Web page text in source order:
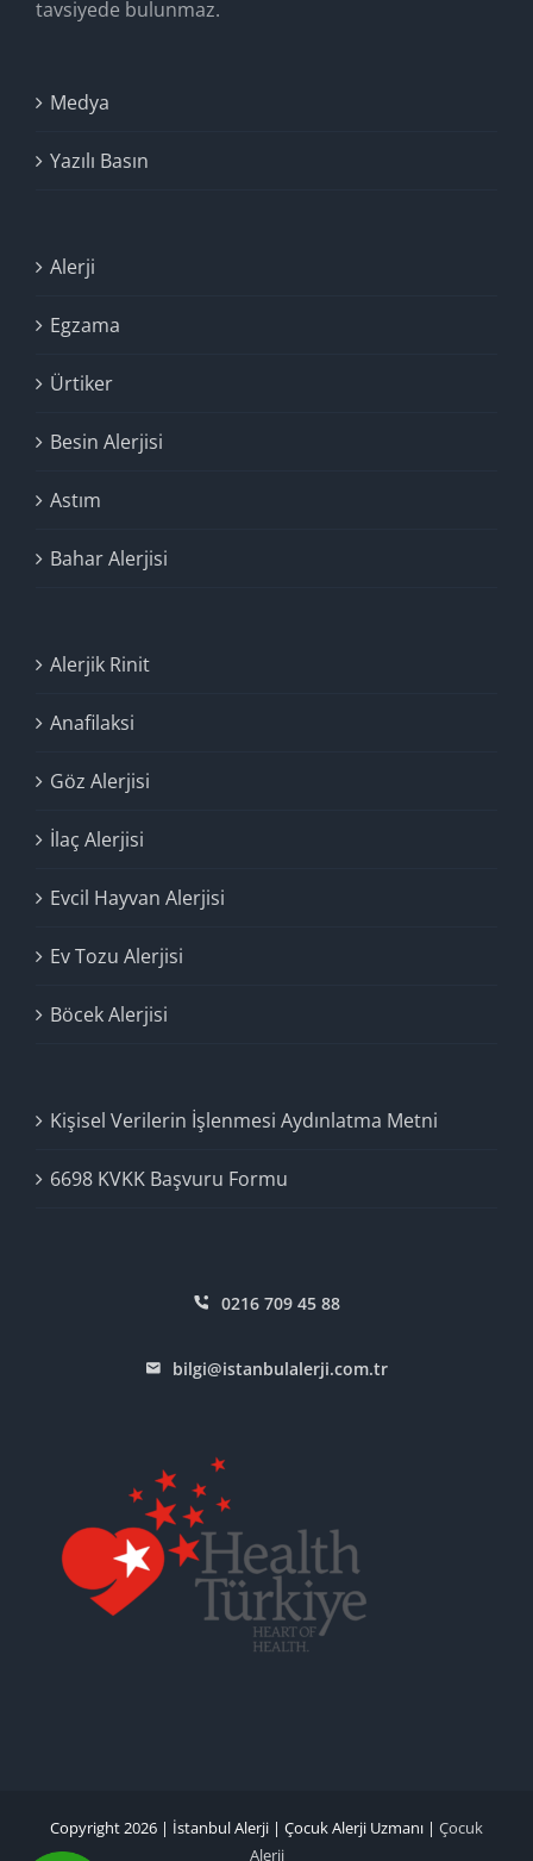
tavsiyede bulunmaz.
Medya
Yazılı Basın
Alerji
Egzama
Ürtiker
Besin Alerjisi
Astım
Bahar Alerjisi
Alerjik Rinit
Anafilaksi
Göz Alerjisi
İlaç Alerjisi
Evcil Hayvan Alerjisi
Ev Tozu Alerjisi
Böcek Alerjisi
Kişisel Verilerin İşlenmesi Aydınlatma Metni
6698 KVKK Başvuru Formu
0216 709 45 88
bilgi@istanbulalerji.com.tr
Copyright 2026 | İstanbul Alerji | Çocuk Alerji Uzmanı | Çocuk
Alerji